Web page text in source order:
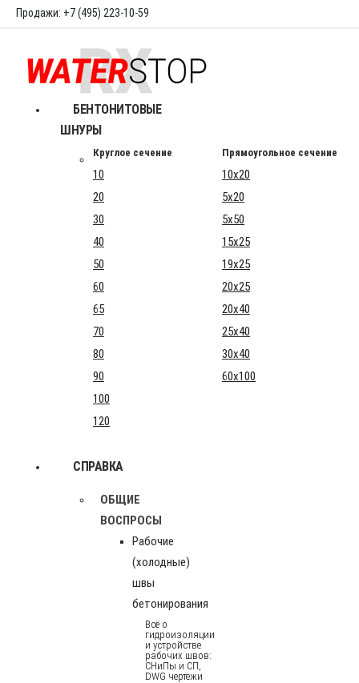
Продажи: +7 (495) 223-10-59
БЕНТОНИТОВЫЕ
ШНУРЫ
Круглое сечение Прямоугольное сечение
10
10x20
20
5x20
30
5x50
40
15x25
50
19x25
60
20x25
65
20x40
70
25x40
80
30x40
90
60x100
100
120
СПРАВКА
ОБЩИЕ
ВОСПРОСЫ
Рабочие
(холодные)
швы
бетонирования
Всё о
гидроизоляции
и устройстве
рабочих швов:
СНиПы и СП,
DWG чертежи